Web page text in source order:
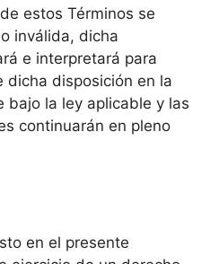
estos Términos se
inválida, dicha
e interpretará para
dicha disposición en la
bajo la ley aplicable y las
continuarán en pleno
en el presente